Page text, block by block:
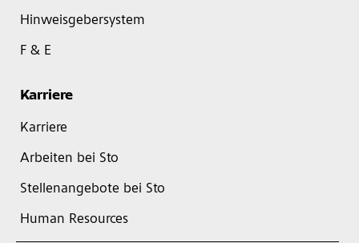
Hinweisgebersystem
F & E
Karriere
Karriere
Arbeiten bei Sto
Stellenangebote bei Sto
Human Resources